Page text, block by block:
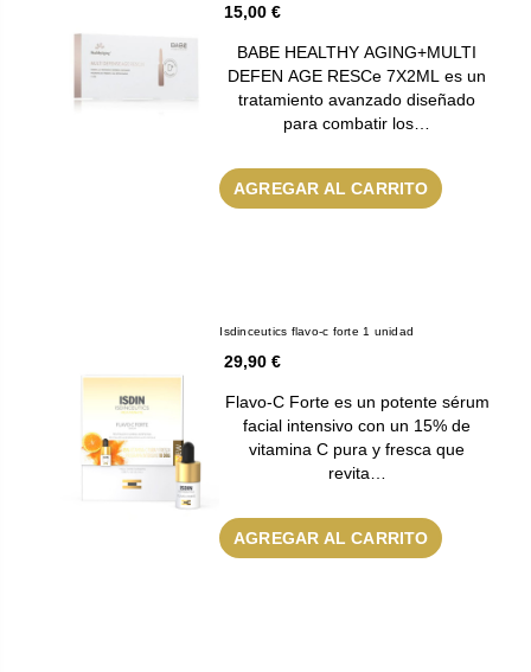
15,00 €
BABE HEALTHY AGING+MULTI
DEFEN AGE RESCe 7X2ML es un
tratamiento avanzado diseñado
para combatir los…
AGREGAR AL CARRITO
Isdinceutics flavo-c forte 1 unidad
29,90 €
Flavo-C Forte es un potente sérum
facial intensivo con un 15% de
vitamina C pura y fresca que
revita…
AGREGAR AL CARRITO